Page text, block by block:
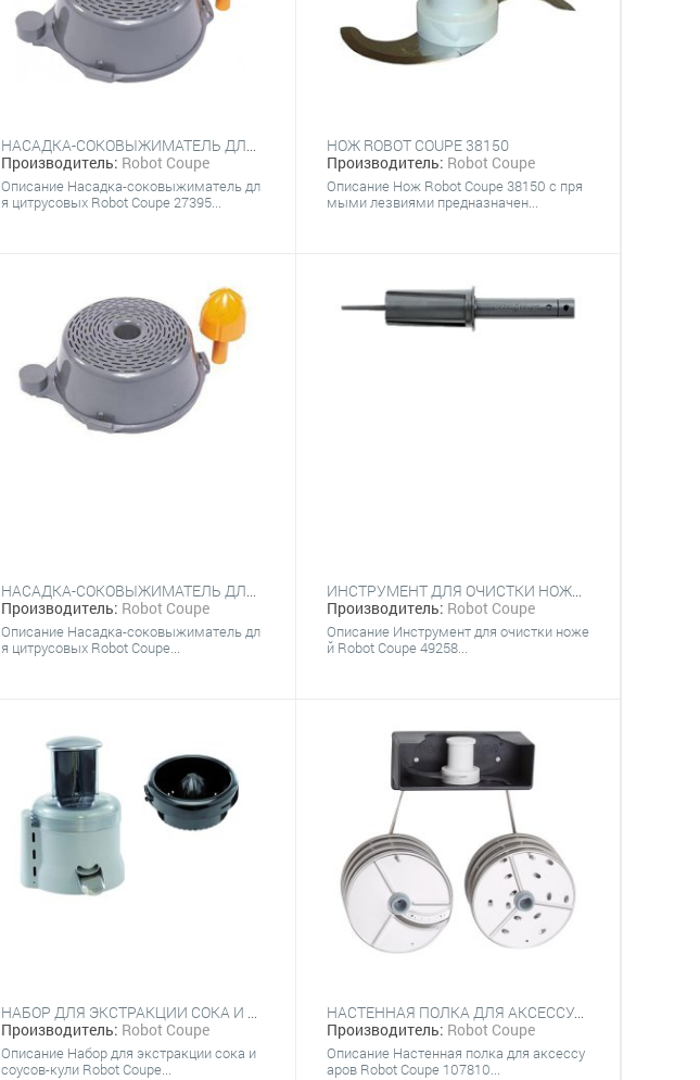
НАСАДКА-СОКОВЫЖИМАТЕЛЬ ДЛЯ ЦИТРУСОВЫХ ROBOT COUPE 27395 ДЛЯ R301 ULTRA / R402
Производитель: Robot Coupe
Описание Насадка-соковыжиматель дл
я цитрусовых Robot Coupe 27395...
НОЖ ROBOT COUPE 38150
Производитель: Robot Coupe
Описание ​Нож Robot Coupe 38150 с пря
мыми лезвиями предназначен...
НАСАДКА-СОКОВЫЖИМАТЕЛЬ ДЛЯ ЦИТРУСОВЫХ ROBOT COUPE 27268 ДЛЯ R401 ULTRA
Производитель: Robot Coupe
Описание Насадка-соковыжиматель дл
я цитрусовых Robot Coupe...
ИНСТРУМЕНТ ДЛЯ ОЧИСТКИ НОЖА ROBOT COUPE 49258
Производитель: Robot Coupe
Описание Инструмент для очистки ноже
й Robot Coupe 49258...
НАБОР ДЛЯ ЭКСТРАКЦИИ СОКА И СОУСОВ-КУЛИ ROBOT COUPE 27393
Производитель: Robot Coupe
Описание Набор для экстракции сока и
соусов-кули Robot Coupe...
НАСТЕННАЯ ПОЛКА ДЛЯ АКСЕССУАРОВ ROBOT COUPE 107810
Производитель: Robot Coupe
Описание Настенная полка для аксессу
аров Robot Coupe 107810...